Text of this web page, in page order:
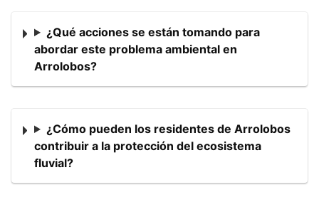
¿Qué acciones se están tomando para
abordar este problema ambiental en
Arrolobos?
¿Cómo pueden los residentes de Arrolobos
contribuir a la protección del ecosistema
fluvial?